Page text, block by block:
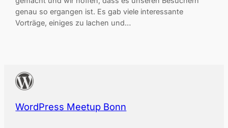
genau so ergangen ist. Es gab viele interessante
Vorträge, einiges zu lachen und…
WordPress Meetup Bonn